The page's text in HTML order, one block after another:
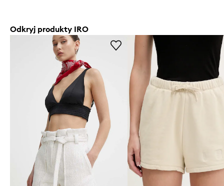
Odkryj produkty IRO